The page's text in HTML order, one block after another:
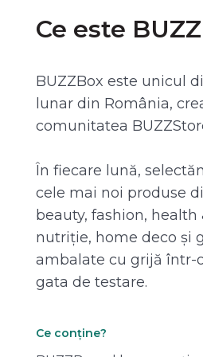
Ce este
BUZZBox este unicul
lunar din România,
comunitatea
În fiecare lună,
cele mai noi produse
beauty, fashion, health
nutriție, home deco și
ambalate cu grijă într-
gata de testare.
Ce conține?